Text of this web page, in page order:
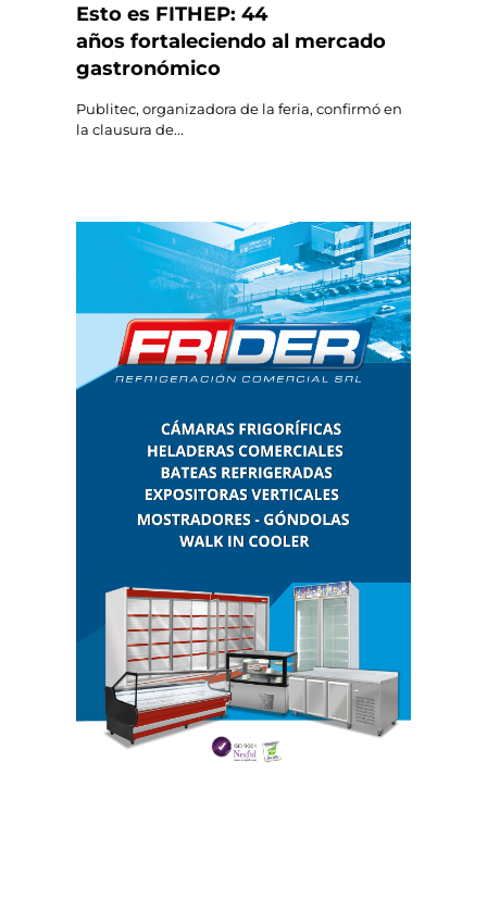
Esto es FITHEP: 44
años fortaleciendo al mercado
gastronómico
Publitec, organizadora de la feria, confirmó en
la clausura de...